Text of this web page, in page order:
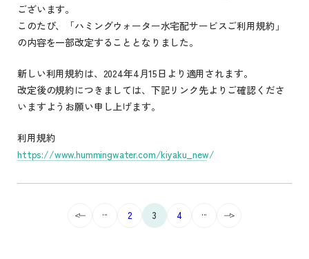
ございます。
このたび、「ハミングウォーター水宅配サービスご利用規約」
の内容を一部改定することとなりました。
新しい利用規約は、2024年4月15日より適用されます。
改定後の規約につきましては、下記リンク先よりご確認くださ
いますようお願い申し上げます。
利用規約
https://www.hummingwater.com/kiyaku_new/
... 2 3 4 ...